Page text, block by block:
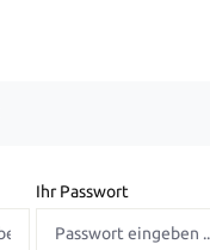
Ihr Passwort